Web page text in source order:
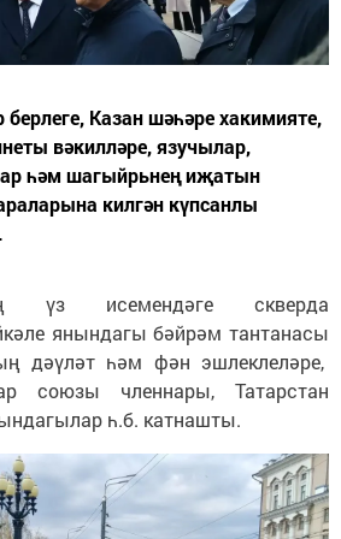
Казан шәһәре хакимияте,
вәкилләре, язучылар,
һәм шагыйрьнең иҗатын
килгән күпсанлы
үз исемендәге скверда
янындагы бәйрәм тантанасы
дәүләт һәм фән эшлеклеләре,
союзы членнары, Татарстан
һ.б. катнашты.